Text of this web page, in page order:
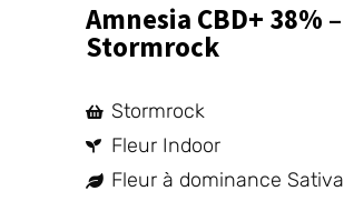
Amnesia CBD+ 38% –
Stormrock
Stormrock
Fleur Indoor
Fleur à dominance Sativa